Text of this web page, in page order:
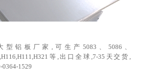
铝板厂家,可生产5083、5086、
等,出口全球,7-35天交货,
1529